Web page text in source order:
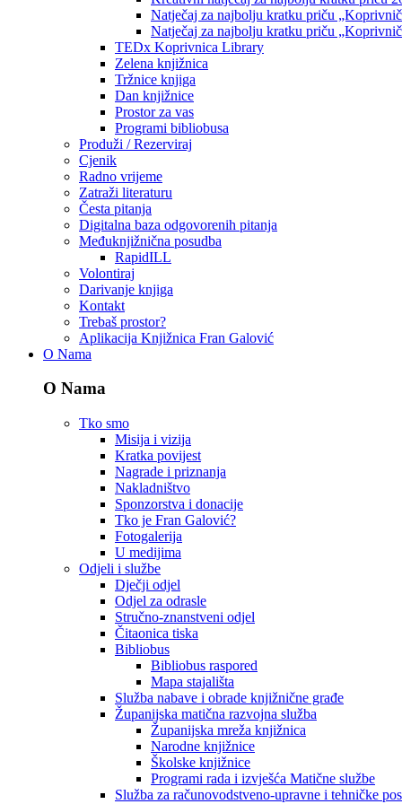
Natječaj za najbolju kratku priču
Natječaj za najbolju kratku priču
TEDx Koprivnica Library
Zelena knjižnica
Tržnice knjiga
Dan knjižnice
Prostor za vas
Programi bibliobusa
Produži / Rezerviraj
Cjenik
Radno vrijeme
Zatraži literaturu
Česta pitanja
Digitalna baza odgovorenih pitanja
Međuknjižnična posudba
RapidILL
Volontiraj
Darivanje knjiga
Kontakt
Trebaš prostor?
Aplikacija Knjižnica Fran Galović
O Nama
O Nama
Tko smo
Misija i vizija
Kratka povijest
Nagrade i priznanja
Nakladništvo
Sponzorstva i donacije
Tko je Fran Galović?
Fotogalerija
U medijima
Odjeli i službe
Dječji odjel
Odjel za odrasle
Stručno-znanstveni odjel
Čitaonica tiska
Bibliobus
Bibliobus raspored
Mapa stajališta
Služba nabave i obrade knjižnične građe
Županijska matična razvojna služba
Županijska mreža knjižnica
Narodne knjižnice
Školske knjižnice
Programi rada i izvješća Matične službe
Služba za računovodstveno-upravne i tehničke